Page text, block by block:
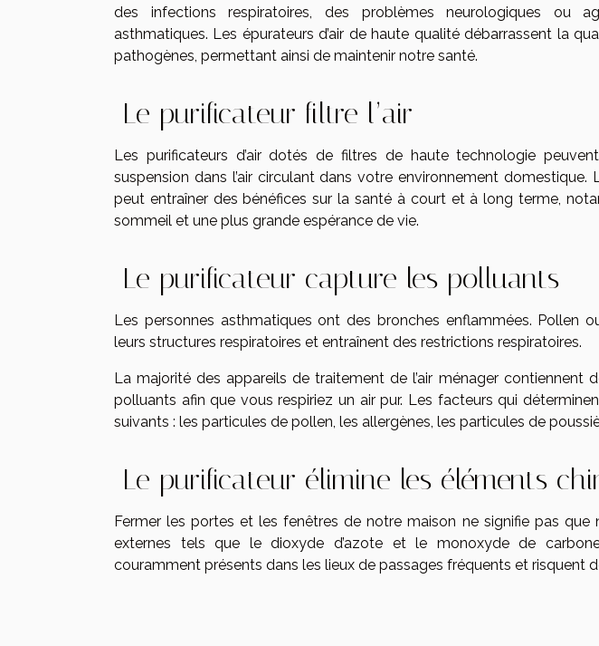
des infections respiratoires, des problèmes neurologiques ou
asthmatiques. Les épurateurs d’air de haute qualité débarrassent la
pathogènes, permettant ainsi de maintenir notre santé.
Le purificateur filtre l’air
Les purificateurs d’air dotés de filtres de haute technologie
suspension dans l’air circulant dans votre environnement
peut entraîner des bénéfices sur la santé à court et à long terme,
sommeil et une plus grande espérance de vie.
Le purificateur capture les polluants
Les personnes asthmatiques ont des bronches enflammées. Pollen
leurs structures respiratoires et entraînent des restrictions respiratoires.
La majorité des appareils de traitement de l’air ménager contiennent
polluants afin que vous respiriez un air pur. Les facteurs qui
suivants : les particules de pollen, les allergènes, les particules de
Le purificateur élimine les éléments
Fermer les portes et les fenêtres de notre maison ne signifie pas que
externes tels que le dioxyde d’azote et le monoxyde de
couramment présents dans les lieux de passages fréquents et risquent